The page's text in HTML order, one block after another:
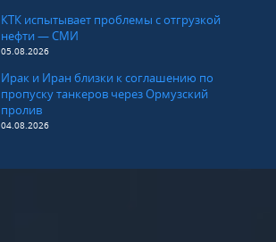
КТК испытывает проблемы с отгрузкой
нефти — СМИ
05.08.2026
Ирак и Иран близки к соглашению по
пропуску танкеров через Ормузский
пролив
04.08.2026